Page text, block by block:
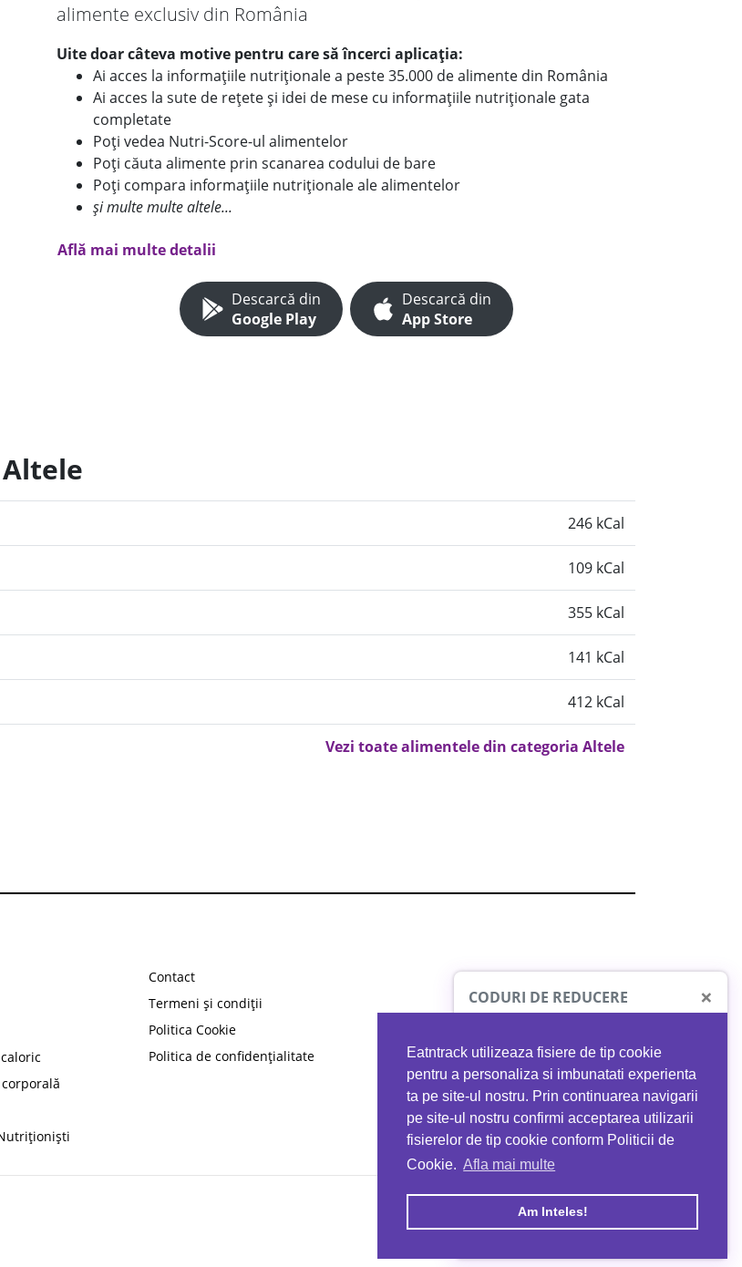
Eatntrack utilizeaza fisiere de tip cookie
pentru a personaliza si imbunatati experienta
ta pe site-ul nostru. Prin continuarea navigarii
pe site-ul nostru confirmi acceptarea utilizarii
fisierelor de tip cookie conform Politicii de
Cookie. Afla mai multe
Am Inteles!
alimente exclusiv din România
Uite doar câteva motive pentru care să încerci aplicația:
Ai acces la informațiile nutriționale a peste 35.000 de alimente din România
Ai acces la sute de rețete și idei de mese cu informațiile nutriționale gata
completate
Poți vedea Nutri-Score-ul alimentelor
Poți căuta alimente prin scanarea codului de bare
Poți compara informațiile nutriționale ale alimentelor
și multe multe altele...
Află mai multe detalii
Descarcă din
Google Play
Descarcă din
App Store
246 kCal
109 kCal
355 kCal
141 kCal
412 kCal
Vezi toate alimentele din categoria Altele
Contact
Termeni și condiții
Politica Cookie
Politica de confidențialitate
CODURI DE REDUCERE ×
PROTO41
reducere la orice comandă
EATNTRACK
MYPROTEIN
Ai40%reducere la orice comandă
folosind codul EATTRACK